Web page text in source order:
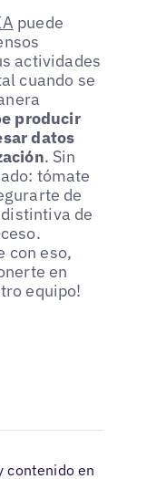
puede
actividades
cuando se
producir
datos
. Sin
tómate
de
de
con eso,
en
equipo!
contenido en